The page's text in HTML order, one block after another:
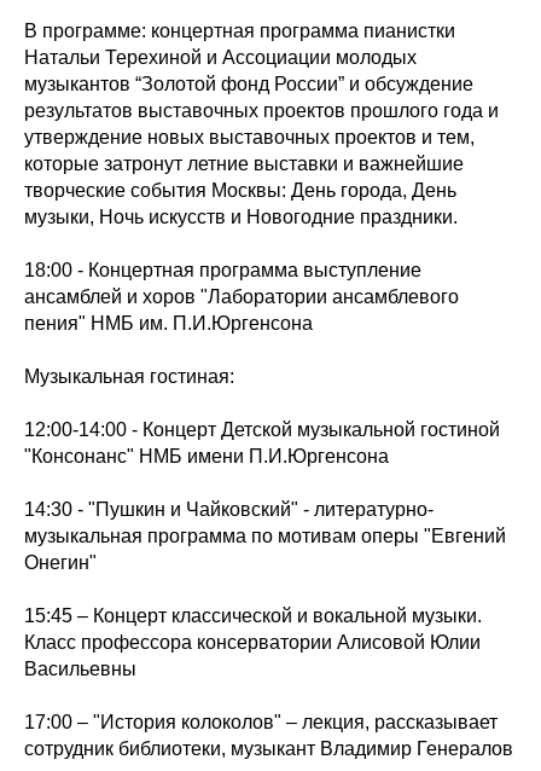
В программе: концертная программа пианистки
Натальи Терехиной и Ассоциации молодых
музыкантов “Золотой фонд России” и обсуждение
результатов выставочных проектов прошлого года и
утверждение новых выставочных проектов и тем,
которые затронут летние выставки и важнейшие
творческие события Москвы: День города, День
музыки, Ночь искусств и Новогодние праздники.
18:00 - Концертная программа выступление
ансамблей и хоров "Лаборатории ансамблевого
пения" НМБ им. П.И.Юргенсона
Музыкальная гостиная:
12:00-14:00 - Концерт Детской музыкальной гостиной
"Консонанс" НМБ имени П.И.Юргенсона
14:30 - "Пушкин и Чайковский" - литературно-
музыкальная программа по мотивам оперы "Евгений
Онегин"
15:45 – Концерт классической и вокальной музыки.
Класс профессора консерватории Алисовой Юлии
Васильевны
17:00 – "История колоколов" – лекция, рассказывает
сотрудник библиотеки, музыкант Владимир Генералов